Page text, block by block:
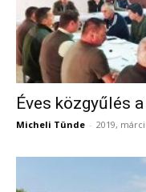
Éves közgyűlés
Micheli Tünde - 2019,